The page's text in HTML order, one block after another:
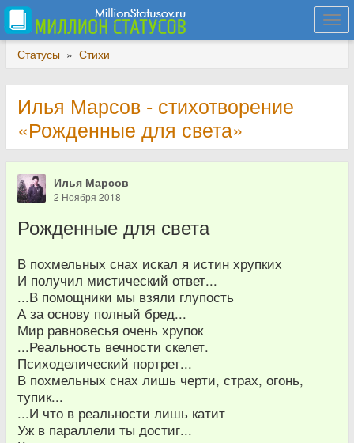
Статусы » Стихи
Илья Марсов - стихотворение
«Рожденные для света»
Илья Марсов
2 Ноября 2018
Рожденные для света
В похмельных снах искал я истин хрупких
И получил мистический ответ...
...В помощники мы взяли глупость
А за основу полный бред...
Мир равновесья очень хрупок
...Реальность вечности скелет.
Психоделический портрет...
В похмельных снах лишь черти, страх, огонь,
тупик...
...И что в реальности лишь катит
Уж в параллели ты достиг...